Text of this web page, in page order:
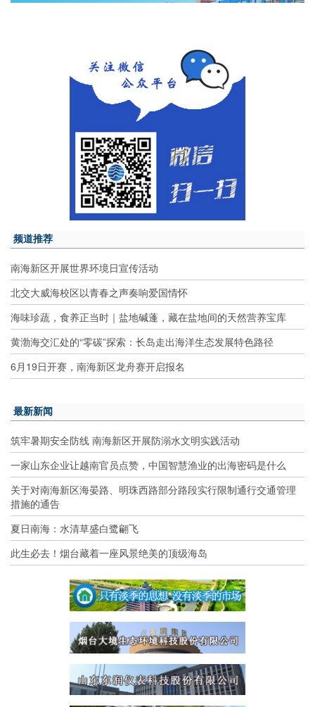
频道推荐
南海新区开展世界环境日宣传活动
北交大威海校区以青春之声奏响爱国情怀
海味珍蔬，食养正当时｜盐地碱蓬，藏在盐地间的天然营养宝库
黄渤海交汇处的“零碳”探索：长岛走出海洋生态发展特色路径
6月19日开赛，南海新区龙舟赛开启报名
最新新闻
筑牢暑期安全防线 南海新区开展防溺水文明实践活动
一家山东企业让越南官员点赞，中国智慧渔业的出海密码是什么
关于对南海新区海晏路、明珠西路部分路段实行限制通行交通管理
措施的通告
夏日南海：水清草盛白鹭翩飞
此生必去！烟台藏着一座风景绝美的顶级海岛